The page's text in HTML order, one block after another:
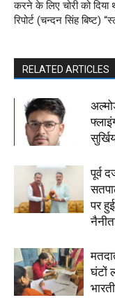
करने के लिए चोरी को दिया
रिपोर्ट (चन्दन सिंह बिष्ट)
RELATED ARTICLES
पूर्व
पर
घंटों